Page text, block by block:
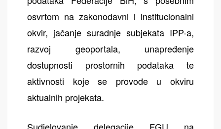
osvrtom na zakonodavni i institucionalni
okvir, jačanje suradnje subjekata IPP-a,
razvoj geoportala, unapređenje
dostupnosti prostornih podataka te
aktivnosti koje se provode u okviru
aktualnih projekata.